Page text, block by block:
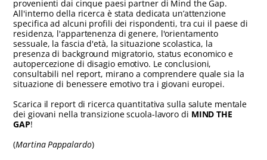
provenienti dai cinque paesi partner di Mind the Gap.
All'interno della ricerca è stata dedicata un’attenzione
specifica ad alcuni profili dei rispondenti, tra cui il paese di
residenza, l'appartenenza di genere, l'orientamento
sessuale, la fascia d'età, la situazione scolastica, la
presenza di background migratorio, status economico e
autopercezione di disagio emotivo. Le conclusioni,
consultabili nel report, mirano a comprendere quale sia la
situazione di benessere emotivo tra i giovani europei.
Scarica il report di ricerca quantitativa sulla salute mentale
dei giovani nella transizione scuola-lavoro di MIND THE
GAP!
(Martina Pappalardo)